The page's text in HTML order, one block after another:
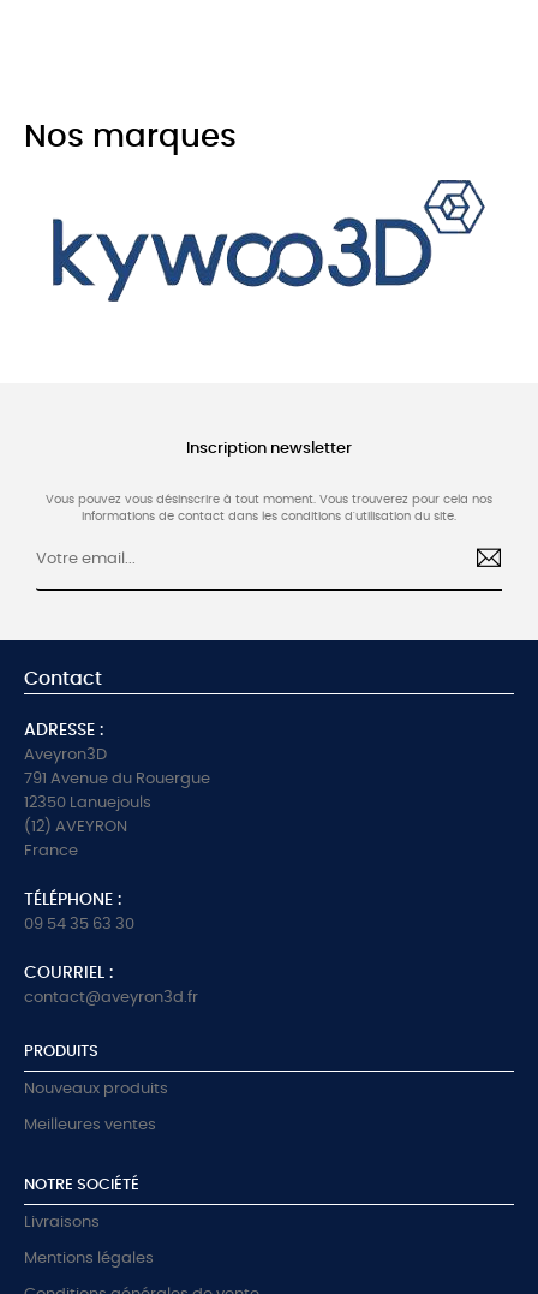
Nos marques
Inscription newsletter
Vous pouvez vous désinscrire à tout moment. Vous trouverez pour cela nos
informations de contact dans les conditions d'utilisation du site.
Contact
ADRESSE :
Aveyron3D
791 Avenue du Rouergue
12350 Lanuejouls
(12) AVEYRON
France
TÉLÉPHONE :
09 54 35 63 30
COURRIEL :
contact@aveyron3d.fr
PRODUITS
Nouveaux produits
Meilleures ventes
NOTRE SOCIÉTÉ
Livraisons
Mentions légales